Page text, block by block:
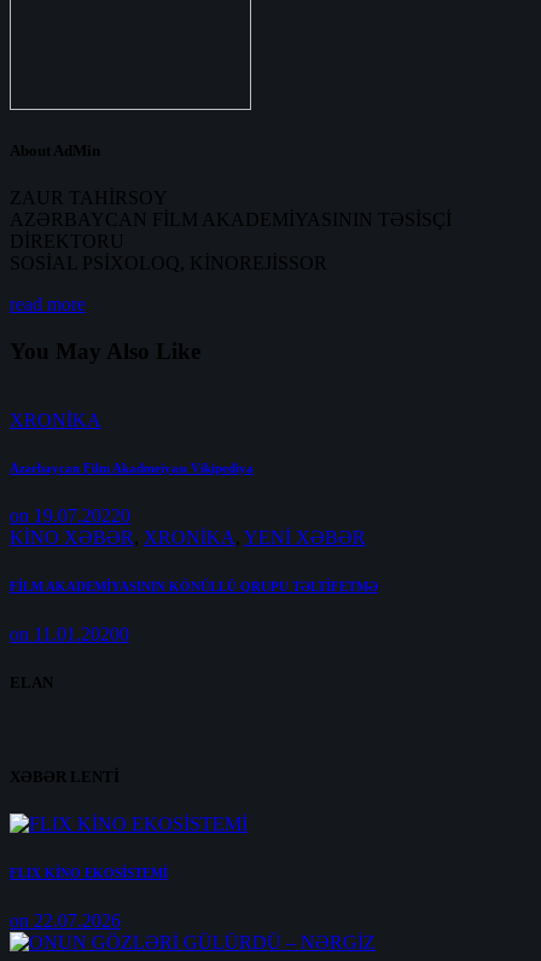
About AdMin
ZAUR TAHİRSOY
AZƏRBAYCAN FİLM AKADEMİYASININ TƏSİSÇİ
DİREKTORU
SOSİAL PSİXOLOQ, KİNOREJİSSOR
read more
You May Also Like
XRONİKA
Azərbaycan Film Akadmeiyası Vikipediya
on 19.07.20220
KİNO XƏBƏR, XRONİKA, YENİ XƏBƏR
FİLM AKADEMİYASININ KÖNÜLLÜ QRUPU TƏLTİFETMƏ
on 11.01.20200
ELAN
XƏBƏR LENTİ
FLIX KİNO EKOSİSTEMİ
on 22.07.2026